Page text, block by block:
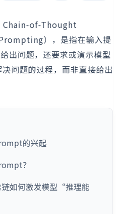
Chain-of-Thought
），是指在输入提
出问题，还要求或演示模型
问题的过程，而非直接给出
的兴起
？
如何激发模型“推理能